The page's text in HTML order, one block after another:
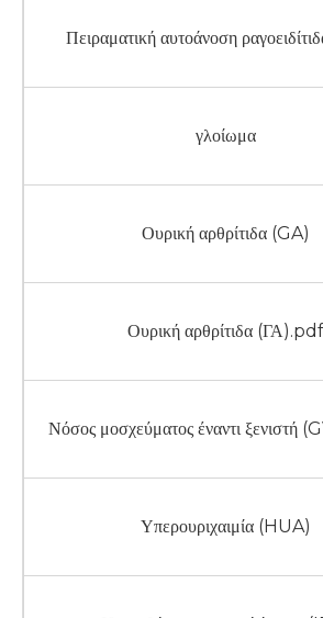
Πειραματική αυτοάνοση
γλοίωμα
Ουρική αρθρίτιδα (GA)
Ουρική αρθρίτιδα (ΓΑ).pdf
Νόσος μοσχεύματος έναντι ξενιστή
Υπερουριχαιμία (HUA)